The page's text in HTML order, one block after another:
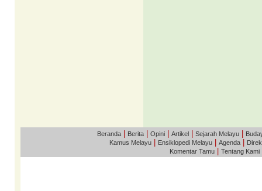
Beranda Berita Opini Artikel Sejarah Melayu
Kamus Melayu
Ensiklopedi Melayu Agenda
Komentar Tamu
Tentang Kami